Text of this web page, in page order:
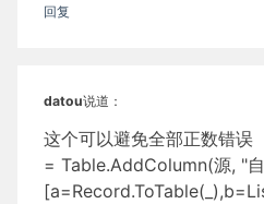
回复
datou说道：
这个可以避免全部正数错误
= Table.AddColumn(源, "